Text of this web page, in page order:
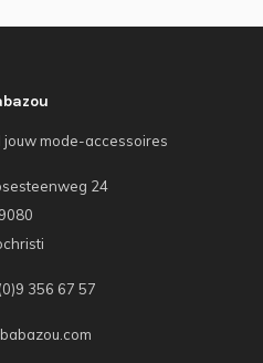
mode-accessoires
24
9080
356 67 57